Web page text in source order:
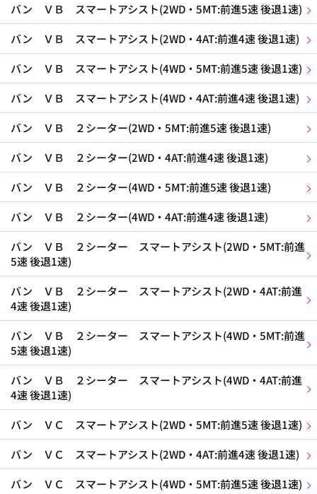
バン ＶＢ スマートアシスト(2WD・5MT:前進5速 後退1速)
バン ＶＢ スマートアシスト(2WD・4AT:前進4速 後退1速)
バン ＶＢ スマートアシスト(4WD・5MT:前進5速 後退1速)
バン ＶＢ スマートアシスト(4WD・4AT:前進4速 後退1速)
バン ＶＢ ２シーター(2WD・5MT:前進5速 後退1速)
バン ＶＢ ２シーター(2WD・4AT:前進4速 後退1速)
バン ＶＢ ２シーター(4WD・5MT:前進5速 後退1速)
バン ＶＢ ２シーター(4WD・4AT:前進4速 後退1速)
バン ＶＢ ２シーター スマートアシスト(2WD・5MT:前進
5速 後退1速)
バン ＶＢ ２シーター スマートアシスト(2WD・4AT:前進
4速 後退1速)
バン ＶＢ ２シーター スマートアシスト(4WD・5MT:前進
5速 後退1速)
バン ＶＢ ２シーター スマートアシスト(4WD・4AT:前進
4速 後退1速)
バン ＶＣ スマートアシスト(2WD・5MT:前進5速 後退1速)
バン ＶＣ スマートアシスト(2WD・4AT:前進4速 後退1速)
バン ＶＣ スマートアシスト(4WD・5MT:前進5速 後退1速)